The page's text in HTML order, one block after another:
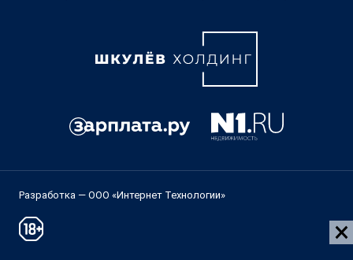
Разработка — ООО «Интернет Технологии»